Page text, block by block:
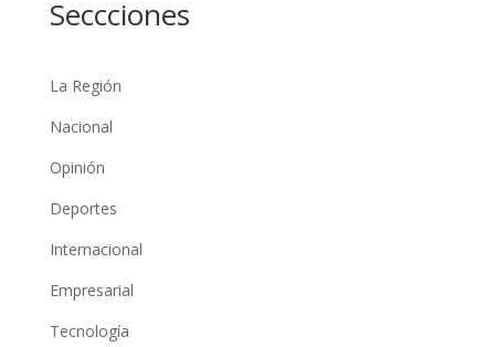
Seccciones
La Región
Nacional
Opinión
Deportes
Internacional
Empresarial
Tecnología